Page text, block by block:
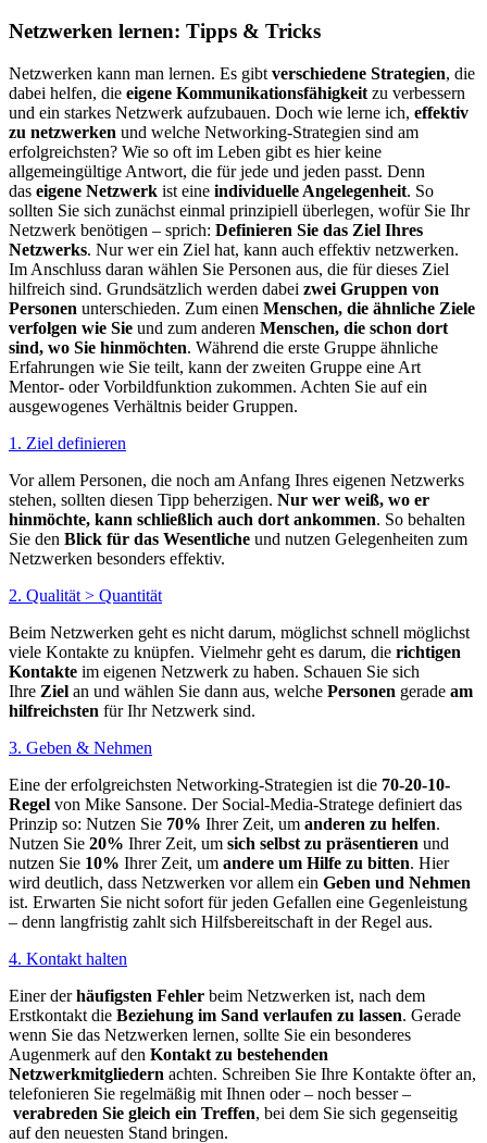
Netzwerken lernen: Tipps & Tricks
Netzwerken kann man lernen. Es gibt verschiedene Strategien, die
dabei helfen, die eigene Kommunikationsfähigkeit zu verbessern
und ein starkes Netzwerk aufzubauen. Doch wie lerne ich, effektiv
zu netzwerken und welche Networking-Strategien sind am
erfolgreichsten? Wie so oft im Leben gibt es hier keine
allgemeingültige Antwort, die für jede und jeden passt. Denn
das eigene Netzwerk ist eine individuelle Angelegenheit. So
sollten Sie sich zunächst einmal prinzipiell überlegen, wofür Sie Ihr
Netzwerk benötigen – sprich: Definieren Sie das Ziel Ihres
Netzwerks. Nur wer ein Ziel hat, kann auch effektiv netzwerken.
Im Anschluss daran wählen Sie Personen aus, die für dieses Ziel
hilfreich sind. Grundsätzlich werden dabei zwei Gruppen von
Personen unterschieden. Zum einen Menschen, die ähnliche Ziele
verfolgen wie Sie und zum anderen Menschen, die schon dort
sind, wo Sie hinmöchten. Während die erste Gruppe ähnliche
Erfahrungen wie Sie teilt, kann der zweiten Gruppe eine Art
Mentor- oder Vorbildfunktion zukommen. Achten Sie auf ein
ausgewogenes Verhältnis beider Gruppen.
1. Ziel definieren
Vor allem Personen, die noch am Anfang Ihres eigenen Netzwerks
stehen, sollten diesen Tipp beherzigen. Nur wer weiß, wo er
hinmöchte, kann schließlich auch dort ankommen. So behalten
Sie den Blick für das Wesentliche und nutzen Gelegenheiten zum
Netzwerken besonders effektiv.
2. Qualität > Quantität
Beim Netzwerken geht es nicht darum, möglichst schnell möglichst
viele Kontakte zu knüpfen. Vielmehr geht es darum, die richtigen
Kontakte im eigenen Netzwerk zu haben. Schauen Sie sich
Ihre Ziel an und wählen Sie dann aus, welche Personen gerade am
hilfreichsten für Ihr Netzwerk sind.
3. Geben & Nehmen
Eine der erfolgreichsten Networking-Strategien ist die 70-20-10-
Regel von Mike Sansone. Der Social-Media-Stratege definiert das
Prinzip so: Nutzen Sie 70% Ihrer Zeit, um anderen zu helfen.
Nutzen Sie 20% Ihrer Zeit, um sich selbst zu präsentieren und
nutzen Sie 10% Ihrer Zeit, um andere um Hilfe zu bitten. Hier
wird deutlich, dass Netzwerken vor allem ein Geben und Nehmen
ist. Erwarten Sie nicht sofort für jeden Gefallen eine Gegenleistung
– denn langfristig zahlt sich Hilfsbereitschaft in der Regel aus.
4. Kontakt halten
Einer derhäufigsten Fehler beim Netzwerken ist, nach dem
Erstkontakt die Beziehung im Sand verlaufen zu lassen. Gerade
wenn Sie das Netzwerken lernen, sollte Sie ein besonderes
Augenmerk auf den Kontakt zu bestehenden
Netzwerkmitgliedern achten. Schreiben Sie Ihre Kontakte öfter an,
telefonieren Sie regelmäßig mit Ihnen oder – noch besser –
verabreden Sie gleich ein Treffen, bei dem Sie sich gegenseitig
auf den neuesten Stand bringen.